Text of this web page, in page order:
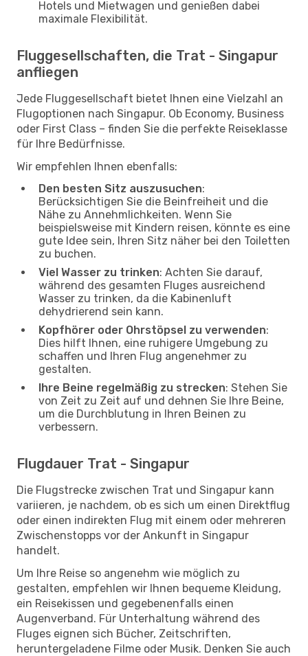
Hotels und Mietwagen und genießen dabei
maximale Flexibilität.
Fluggesellschaften, die Trat - Singapur
anfliegen
Jede Fluggesellschaft bietet Ihnen eine Vielzahl an
Flugoptionen nach Singapur. Ob Economy, Business
oder First Class – finden Sie die perfekte Reiseklasse
für Ihre Bedürfnisse.
Wir empfehlen Ihnen ebenfalls:
Den besten Sitz auszusuchen:
Berücksichtigen Sie die Beinfreiheit und die
Nähe zu Annehmlichkeiten. Wenn Sie
beispielsweise mit Kindern reisen, könnte es eine
gute Idee sein, Ihren Sitz näher bei den Toiletten
zu buchen.
Viel Wasser zu trinken: Achten Sie darauf,
während des gesamten Fluges ausreichend
Wasser zu trinken, da die Kabinenluft
dehydrierend sein kann.
Kopfhörer oder Ohrstöpsel zu verwenden:
Dies hilft Ihnen, eine ruhigere Umgebung zu
schaffen und Ihren Flug angenehmer zu
gestalten.
Ihre Beine regelmäßig zu strecken: Stehen Sie
von Zeit zu Zeit auf und dehnen Sie Ihre Beine,
um die Durchblutung in Ihren Beinen zu
verbessern.
Flugdauer Trat - Singapur
Die Flugstrecke zwischen Trat und Singapur kann
variieren, je nachdem, ob es sich um einen Direktflug
oder einen indirekten Flug mit einem oder mehreren
Zwischenstopps vor der Ankunft in Singapur
handelt.
Um Ihre Reise so angenehm wie möglich zu
gestalten, empfehlen wir Ihnen bequeme Kleidung,
ein Reisekissen und gegebenenfalls einen
Augenverband. Für Unterhaltung während des
Fluges eignen sich Bücher, Zeitschriften,
heruntergeladene Filme oder Musik. Denken Sie auch